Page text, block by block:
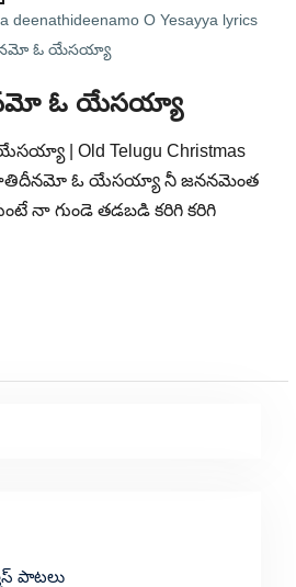
deenathideenamo O Yesayya lyrics
ఓ యేసయ్యా
ఓ యేసయ్యా
| Old Telugu Christmas
దీనాతిదీనమో ఓ యేసయ్యా నీ జననమెంత
నా గుండె తడబడి కరిగి కరిగి
పాటలు